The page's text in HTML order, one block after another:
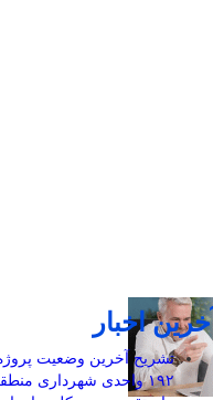
آخرین اخبار
تشریح آخرین وضعیت
۱۹۲ واحدی شهرداری منطقه ۲